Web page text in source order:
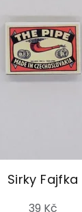
Sirky Fajfka
39 Kč